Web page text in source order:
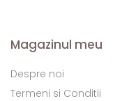
Magazinul meu
Despre noi
Termeni si Conditii